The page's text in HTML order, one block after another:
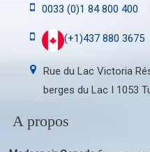
0033 (0)1 84 800 400
(+1)437 880 3675
Rue du Lac Victoria
berges du Lac I 1053
A propos